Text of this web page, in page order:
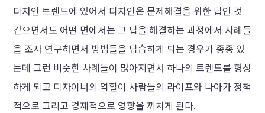
디자인 트렌드에 있어서 디자인은 문제해결을 위한 답인 것
같으면서도 어떤 면에서는 그 답을 해결하는 과정에서 사례들
을 조사 연구하면서 방법들을 답습하게 되는 경우가 종종 있
는데 그런 비슷한 사례들이 많아지면서 하나의 트렌드를 형성
하게 되고 디자이너의 역할이 사람들의 라이프와 나아가 정책
적으로 그리고 경제적으로 영향을 끼치게 된다.